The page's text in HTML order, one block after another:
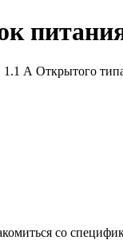
со